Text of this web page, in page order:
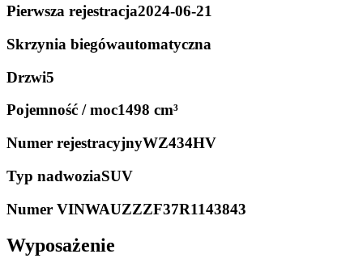
Pierwsza rejestracja2024-06-21
Skrzynia biegówautomatyczna
Drzwi5
Pojemność / moc1498 cm³
Numer rejestracyjnyWZ434HV
Typ nadwoziaSUV
Numer VINWAUZZZF37R1143843
Wyposażenie